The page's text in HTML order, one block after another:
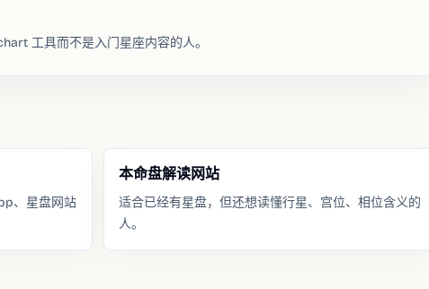
工具而不是入门星座内容的人。
、星盘网站
本命盘解读网站
适合已经有星盘，但还想读懂行星、宫位、相位含义的
人。